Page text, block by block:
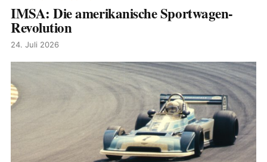
IMSA: Die amerikanische Sportwagen-
Revolution
24. Juli 2026